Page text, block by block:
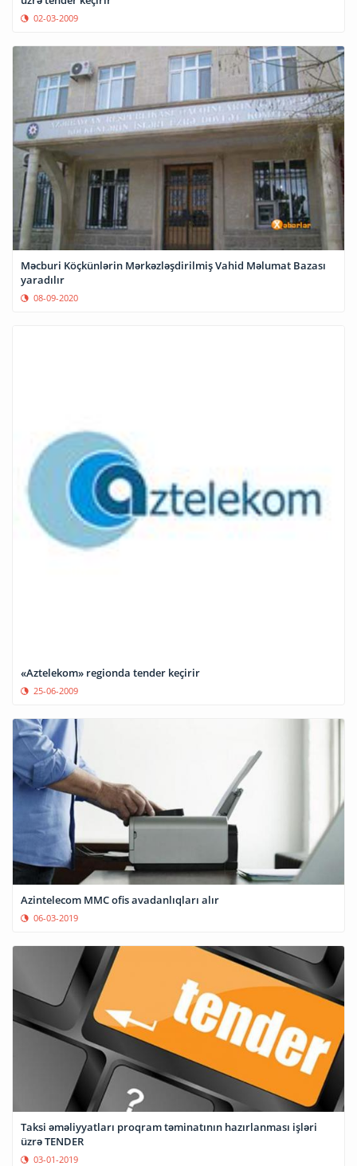
02-03-2009
Məcburi Köçkünlərin Mərkəzləşdirilmiş Vahid Məlumat Bazası
yaradılır
08-09-2020
«Aztelekom» regionda tender keçirir
25-06-2009
Azintelecom MMC ofis avadanlıqları alır
06-03-2019
Taksi əməliyyatları proqram təminatının hazırlanması işləri
üzrə TENDER
03-01-2019